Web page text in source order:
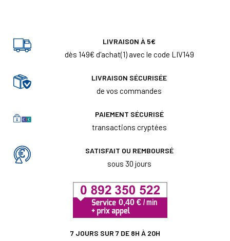
LIVRAISON À 5€
dès 149€ d'achat(1) avec le code LIV149
LIVRAISON SÉCURISÉE
de vos commandes
PAIEMENT SÉCURISÉ
transactions cryptées
SATISFAIT OU REMBOURSÉ
sous 30 jours
7 JOURS SUR 7 DE 8H À 20H